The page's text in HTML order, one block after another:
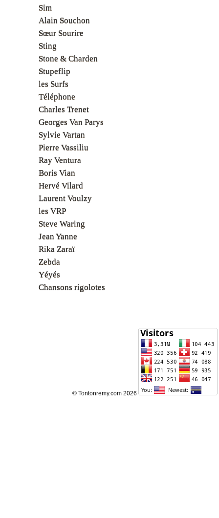
Sim
Alain Souchon
Sœur Sourire
Sting
Stone & Charden
Stupeflip
les Surfs
Téléphone
Charles Trenet
Georges Van Parys
Sylvie Vartan
Pierre Vassiliu
Ray Ventura
Boris Vian
Hervé Vilard
Laurent Voulzy
les VRP
Steve Waring
Jean Yanne
Rika Zaraï
Zebda
Yéyés
Chansons rigolotes
© Tontonremy.com 2026